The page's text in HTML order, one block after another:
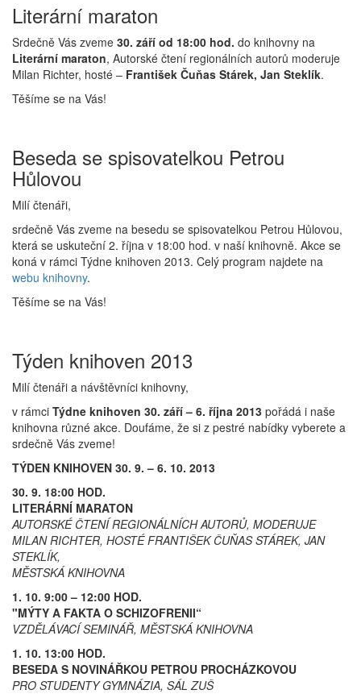
Literární maraton
Srdečně Vás zveme 30. září od 18:00 hod. do knihovny na
Literární maraton, Autorské čtení regionálních autorů moderuje
Milan Richter, hosté – František Čuňas Stárek, Jan Steklík.
Těšíme se na Vás!
Beseda se spisovatelkou Petrou
Hůlovou
Milí čtenáři,
srdečně Vás zveme na besedu se spisovatelkou Petrou Hůlovou,
která se uskuteční 2. října v 18:00 hod. v naší knihovně. Akce se
koná v rámci Týdne knihoven 2013. Celý program najdete na
webu knihovny.
Těšíme se na Vás!
Týden knihoven 2013
Milí čtenáři a návštěvníci knihovny,
v rámci Týdne knihoven 30. září – 6. října 2013 pořádá i naše
knihovna různé akce. Doufáme, že si z pestré nabídky vyberete a
srdečně Vás zveme!
TÝDEN KNIHOVEN 30. 9. – 6. 10. 2013
30. 9. 18:00 HOD.
LITERÁRNÍ MARATON
AUTORSKÉ ČTENÍ REGIONÁLNÍCH AUTORŮ, MODERUJE
MILAN RICHTER, HOSTÉ FRANTIŠEK ČUŇAS STÁREK, JAN
STEKLÍK,
MĚSTSKÁ KNIHOVNA
1. 10. 9:00 – 12:00 HOD.
"MÝTY A FAKTA O SCHIZOFRENII“
VZDĚLÁVACÍ SEMINÁŘ, MĚSTSKÁ KNIHOVNA
1. 10. 13:00 HOD.
BESEDA S NOVINÁŘKOU PETROU PROCHÁZKOVOU
PRO STUDENTY GYMNÁZIA, SÁL ZUŠ